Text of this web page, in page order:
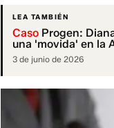
LEA TAMBIÉN
CasoProgen:
una 'movida' en la
3 de junio de 2026